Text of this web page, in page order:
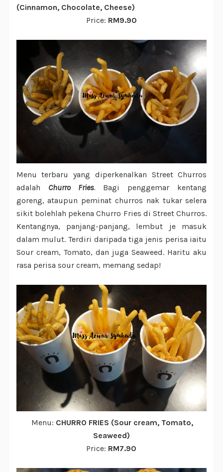
(Cinnamon, Chocolate, Cheese)
Price: RM9.90
Menu terbaru yang diperkenalkan Street Churros
adalah Churro Fries. Bagi penggemar kentang
goreng, ataupun peminat churros nak tukar selera
sikit bolehlah pekena Churro Fries di Street Churros.
Kentangnya, panjang-panjang, lembut je masuk
dalam mulut. Terdiri daripada tiga jenis perisa iaitu
Sour cream, Tomato, dan juga Seaweed. Haritu aku
rasa perisa sour cream, memang sedap!
Menu: CHURRO FRIES (Sour cream, Tomato,
Seaweed)
Price: RM7.90